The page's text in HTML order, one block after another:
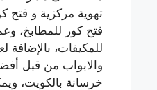
تهوية مركزية و فتح
فتح كور للمطابخ،
للمكيفات، بالإضافة
والابواب من قبل
خرسانة بالكويت،